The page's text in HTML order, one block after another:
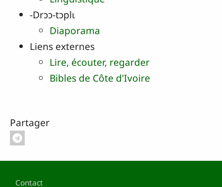
‑Drɔɔ‑tɔplɩ
Diaporama
Liens externes
Lire, écouter, regarder
Bibles de Côte d'Ivoire
Partager
Pied de page
Contact